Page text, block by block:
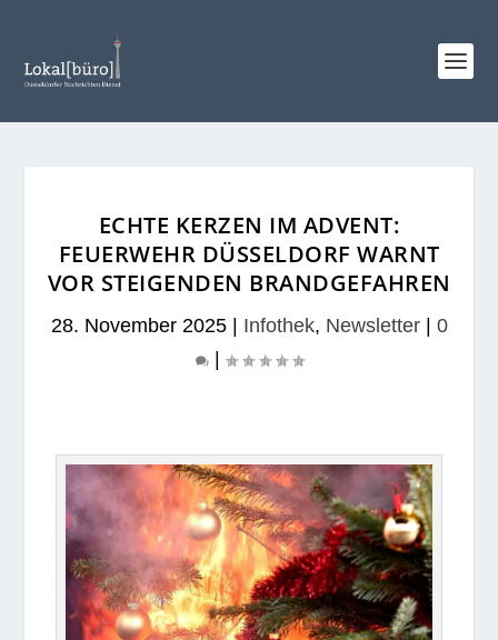
ECHTE KERZEN IM ADVENT:
FEUERWEHR DÜSSELDORF WARNT
VOR STEIGENDEN BRANDGEFAHREN
28. November 2025| Infothek, Newsletter| 0
|